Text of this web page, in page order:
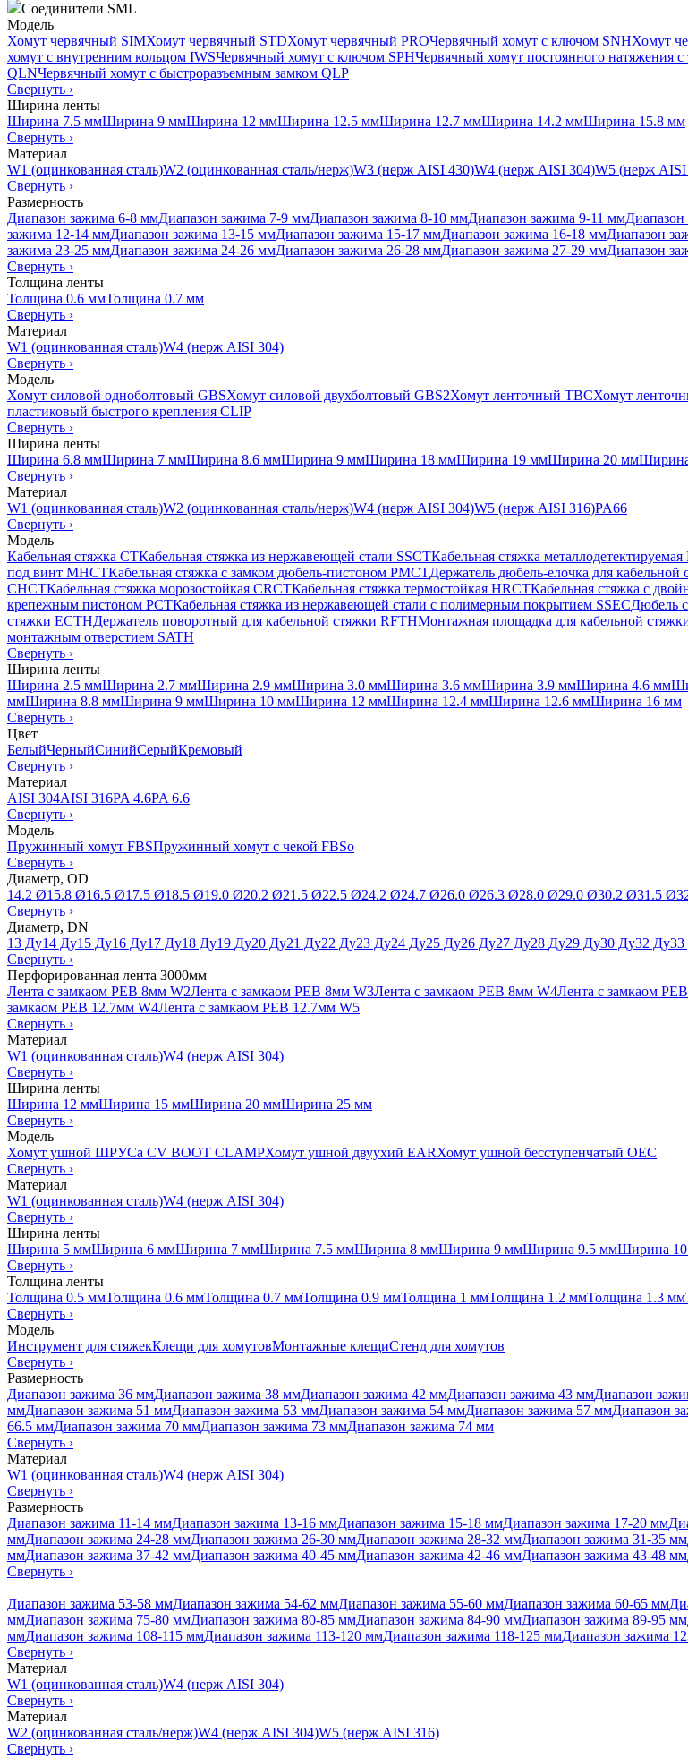
Соединители SML
Модель
Хомут червячный SIMХомут червячный STDХомут червячный PROЧервячный хомут с ключом SNHХомут
хомут с внутренним кольцом IWSЧервячный хомут с ключом SPHЧервячный хомут постоянного натяжения
QLNЧервячный хомут с быстроразъемным замком QLP
Свернуть ›
Ширина ленты
Ширина 7.5 ммШирина 9 ммШирина 12 ммШирина 12.5 ммШирина 12.7 ммШирина 14.2 ммШирина 15.8 мм
Свернуть ›
Материал
W1 (оцинкованная сталь)W2 (оцинкованная сталь/нерж)W3 (нерж AISI 430)W4 (нерж AISI 304)W5 (нерж AISI
Свернуть ›
Размерность
Диапазон зажима 6-8 ммДиапазон зажима 7-9 ммДиапазон зажима 8-10 ммДиапазон зажима 9-11 мм
зажима 12-14 ммДиапазон зажима 13-15 ммДиапазон зажима 15-17 ммДиапазон зажима 16-18 ммДиапазон
зажима 23-25 ммДиапазон зажима 24-26 ммДиапазон зажима 26-28 ммДиапазон зажима 27-29 ммДиапазон
Свернуть ›
Толщина ленты
Толщина 0.6 ммТолщина 0.7 мм
Свернуть ›
Материал
W1 (оцинкованная сталь)W4 (нерж AISI 304)
Свернуть ›
Модель
Хомут силовой одноболтовый GBSХомут силовой двухболтовый GBS2Хомут ленточный TBCХомут
пластиковый быстрого крепления CLIP
Свернуть ›
Ширина ленты
Ширина 6.8 ммШирина 7 ммШирина 8.6 ммШирина 9 ммШирина 18 ммШирина 19 ммШирина 20 мм
Свернуть ›
Материал
W1 (оцинкованная сталь)W2 (оцинкованная сталь/нерж)W4 (нерж AISI 304)W5 (нерж AISI 316)PA66
Свернуть ›
Модель
Кабельная стяжка CTКабельная стяжка из нержавеющей стали SSCTКабельная стяжка
под винт MHCTКабельная стяжка с замком дюбель-пистоном PMCTДержатель дюбель-елочка для кабельной
CHCTКабельная стяжка морозостойкая CRCTКабельная стяжка термостойкая HRCTКабельная стяжка с
крепежным пистоном PCTКабельная стяжка из нержавеющей стали с полимерным покрытием SSECДюбель
стяжки ECTHДержатель поворотный для кабельной стяжки RFTHМонтажная площадка для кабельной
монтажным отверстием SATH
Свернуть ›
Ширина ленты
Ширина 2.5 ммШирина 2.7 ммШирина 2.9 ммШирина 3.0 ммШирина 3.6 ммШирина 3.9 ммШирина 4.6 мм
ммШирина 8.8 ммШирина 9 ммШирина 10 ммШирина 12 ммШирина 12.4 ммШирина 12.6 ммШирина 16 мм
Свернуть ›
Цвет
БелыйЧерныйСинийСерыйКремовый
Свернуть ›
Материал
AISI 304AISI 316PA 4.6PA 6.6
Свернуть ›
Модель
Пружинный хомут FBSПружинный хомут с чекой FBSo
Свернуть ›
Диаметр, OD
14.2 Ø15.8 Ø16.5 Ø17.5 Ø18.5 Ø19.0 Ø20.2 Ø21.5 Ø22.5 Ø24.2 Ø24.7 Ø26.0 Ø26.3 Ø28.0 Ø29.0 Ø30.2 Ø31.5 Ø
Свернуть ›
Диаметр, DN
13 Ду14 Ду15 Ду16 Ду17 Ду18 Ду19 Ду20 Ду21 Ду22 Ду23 Ду24 Ду25 Ду26 Ду27 Ду28 Ду29 Ду30 Ду32 Ду
Свернуть ›
Перфорированная лента 3000мм
Лента с замкаом PEB 8мм W2Лента с замкаом PEB 8мм W3Лента с замкаом PEB 8мм W4Лента с замкаом
замкаом PEB 12.7мм W4Лента с замкаом PEB 12.7мм W5
Свернуть ›
Материал
W1 (оцинкованная сталь)W4 (нерж AISI 304)
Свернуть ›
Ширина ленты
Ширина 12 ммШирина 15 ммШирина 20 ммШирина 25 мм
Свернуть ›
Модель
Хомут ушной ШРУСа CV BOOT CLAMPХомут ушной двуухий EARХомут ушной бесступенчатый OEC
Свернуть ›
Материал
W1 (оцинкованная сталь)W4 (нерж AISI 304)
Свернуть ›
Ширина ленты
Ширина 5 ммШирина 6 ммШирина 7 ммШирина 7.5 ммШирина 8 ммШирина 9 ммШирина 9.5 ммШирина
Свернуть ›
Толщина ленты
Толщина 0.5 ммТолщина 0.6 ммТолщина 0.7 ммТолщина 0.9 ммТолщина 1 ммТолщина 1.2 ммТолщина 1.3 мм
Свернуть ›
Модель
Инструмент для стяжекКлещи для хомутовМонтажные клещиСтенд для хомутов
Свернуть ›
Размерность
Диапазон зажима 36 ммДиапазон зажима 38 ммДиапазон зажима 42 ммДиапазон зажима 43 ммДиапазон
ммДиапазон зажима 51 ммДиапазон зажима 53 ммДиапазон зажима 54 ммДиапазон зажима 57 ммДиапазон
66.5 ммДиапазон зажима 70 ммДиапазон зажима 73 ммДиапазон зажима 74 мм
Свернуть ›
Материал
W1 (оцинкованная сталь)W4 (нерж AISI 304)
Свернуть ›
Размерность
Диапазон зажима 11-14 ммДиапазон зажима 13-16 ммДиапазон зажима 15-18 ммДиапазон зажима 17-20 мм
ммДиапазон зажима 24-28 ммДиапазон зажима 26-30 ммДиапазон зажима 28-32 ммДиапазон зажима 31-35 мм
ммДиапазон зажима 37-42 ммДиапазон зажима 40-45 ммДиапазон зажима 42-46 ммДиапазон зажима 43-48 мм
Свернуть ›
Диапазон зажима 53-58 ммДиапазон зажима 54-62 ммДиапазон зажима 55-60 ммДиапазон зажима 60-65 мм
ммДиапазон зажима 75-80 ммДиапазон зажима 80-85 ммДиапазон зажима 84-90 ммДиапазон зажима 89-95 мм
ммДиапазон зажима 108-115 ммДиапазон зажима 113-120 ммДиапазон зажима 118-125 ммДиапазон зажима
Свернуть ›
Материал
W1 (оцинкованная сталь)W4 (нерж AISI 304)
Свернуть ›
Материал
W2 (оцинкованная сталь/нерж)W4 (нерж AISI 304)W5 (нерж AISI 316)
Свернуть ›